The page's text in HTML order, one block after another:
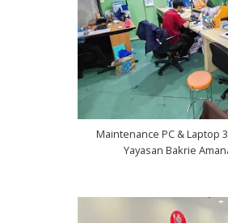
Maintenance PC & Laptop
Yayasan Bakrie